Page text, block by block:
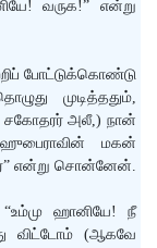
வருக!” என்று
போட்டுக்கொண்டு
முடித்ததும்,
சகோதரர் அலீ,) நான்
மகன்
என்று சொன்னேன்.
ஹானியே! நீ
விட்டோம் (ஆகவே